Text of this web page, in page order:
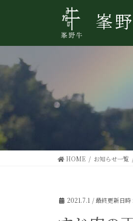
へ
ス
ッ
プ
ョ
ン
移
動
峯
HOME お知らせ一覧
2021.7.1 / 最終更新日時 :